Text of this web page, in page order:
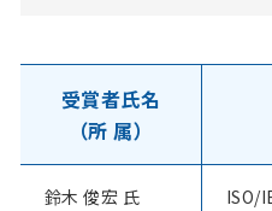
受賞者氏名
（所 属）
鈴木 俊宏 氏
ISO/